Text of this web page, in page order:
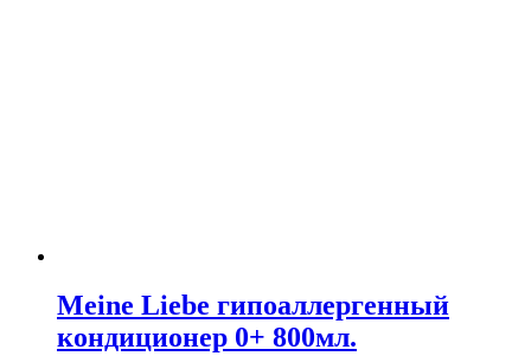
Meine Liebe гипоаллергенный
кондиционер 0+ 800мл.